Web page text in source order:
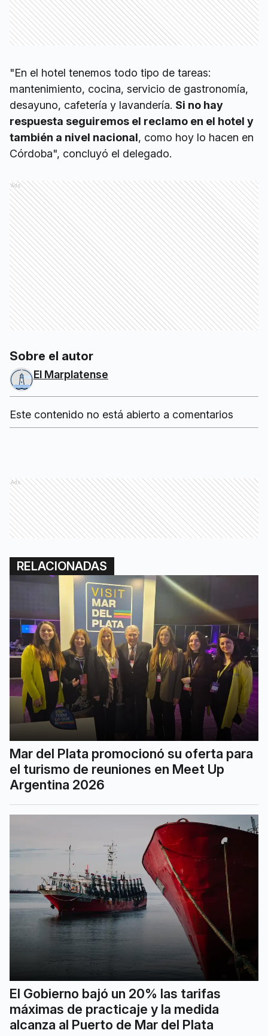
"En el hotel tenemos todo tipo de tareas:
mantenimiento, cocina, servicio de gastronomía,
desayuno, cafetería y lavandería. Si no hay
respuesta seguiremos el reclamo en el hotel y
también a nivel nacional, como hoy lo hacen en
Córdoba", concluyó el delegado.
Ads
Sobre el autor
El Marplatense
Este contenido no está abierto a comentarios
Ads
RELACIONADAS
Mar del Plata promocionó su oferta para
el turismo de reuniones en Meet Up
Argentina 2026
El Gobierno bajó un 20% las tarifas
máximas de practicaje y la medida
alcanza al Puerto de Mar del Plata